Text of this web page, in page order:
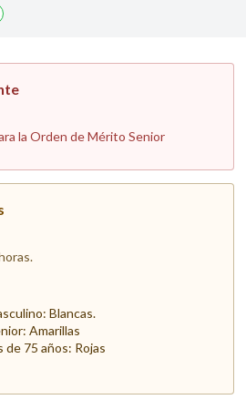
la Orden de Mérito Senior
Blancas.
Amarillas
de 75 años: Rojas